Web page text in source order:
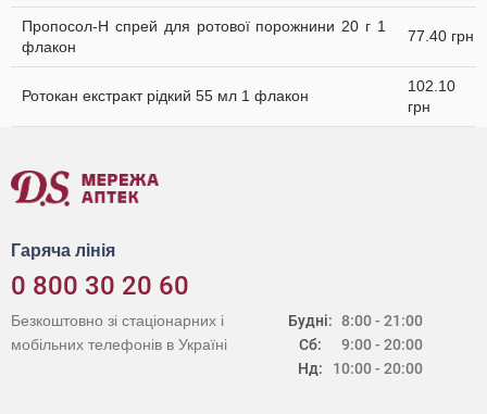
Пропосол-Н спрей для ротової порожнини 20 г 1
флакон
77.40 грн
Ротокан екстракт рідкий 55 мл 1 флакон
102.10
грн
Гаряча лінія
0 800 30 20 60
Будні:
Сб:
Нд:
8:00 - 21:00
9:00 - 20:00
10:00 - 20:00
Безкоштовно зі стаціонарних і
мобільних телефонів в Україні